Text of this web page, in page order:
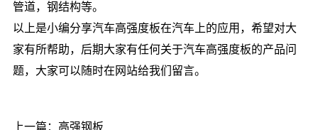
管道，钢结构等。
以上是小编分享汽车高强度板在汽车上的应用，希望对大
家有所帮助，后期大家有任何关于汽车高强度板的产品问
题，大家可以随时在网站给我们留言。
上一篇： 高强钢板